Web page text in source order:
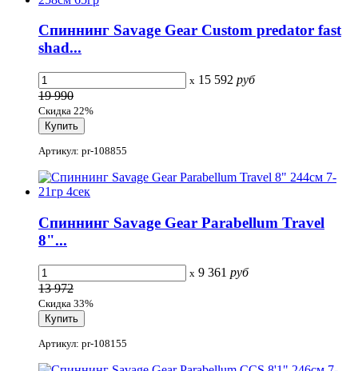
Спиннинг Savage Gear Custom predator fast
shad...
x 15 592 руб
19 990
Скидка 22%
Артикул: pr-108855
Спиннинг Savage Gear Parabellum Travel
8"...
x 9 361 руб
13 972
Скидка 33%
Артикул: pr-108155